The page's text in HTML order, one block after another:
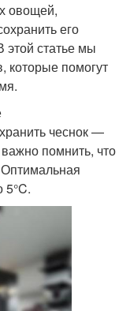
овощей,
его
этой статье мы
которые помогут
чеснок —
помнить, что
5°C.